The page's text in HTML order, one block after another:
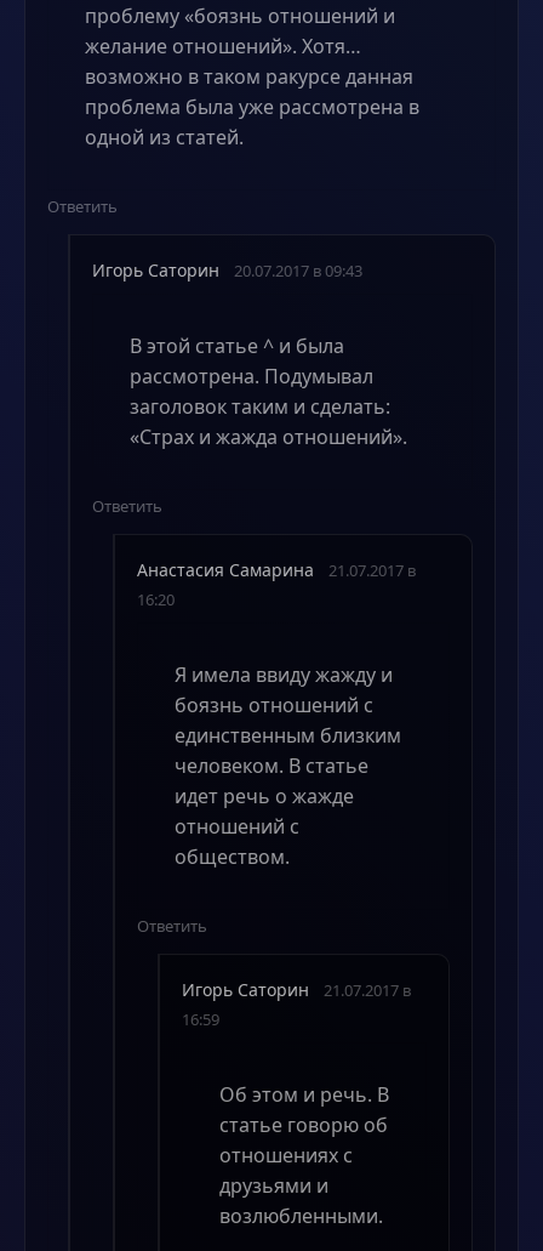
проблему «боязнь отношений и
желание отношений». Хотя…
возможно в таком ракурсе данная
проблема была уже рассмотрена в
одной из статей.
Ответить
Игорь Саторин 20.07.2017 в 09:43
В этой статье ^ и была
рассмотрена. Подумывал
заголовок таким и сделать:
«Страх и жажда отношений».
Ответить
Анастасия Самарина
21.07.2017 в
16:20
Я имела ввиду жажду и
боязнь отношений с
единственным близким
человеком. В статье
идет речь о жажде
отношений с
обществом.
Ответить
Игорь Саторин
21.07.2017 в
16:59
Об этом и речь. В
статье говорю об
отношениях с
друзьями и
возлюбленными.